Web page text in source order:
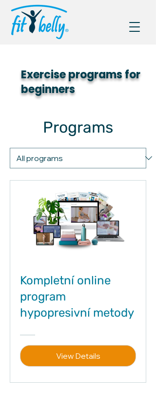
Exercise programs for
beginners
Programs
Kompletní online
program
hypopresivní metody
View Details